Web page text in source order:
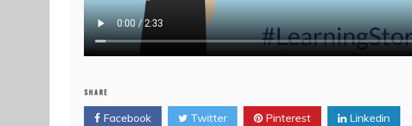
SHARE
Facebook Twitter Pinterest Linkedin